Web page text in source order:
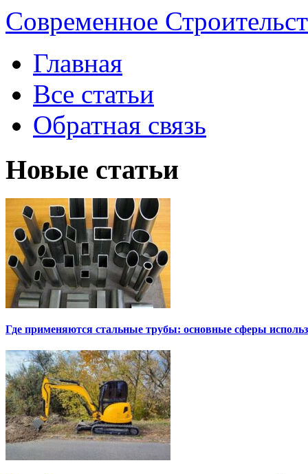
Современное
Главная
Все статьи
Обратная связь
Новые статьи
Где применяются стальные трубы: основные сферы